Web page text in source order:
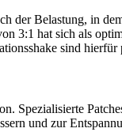
der Belastung, in
3:1 hat sich als
sind hierfür
Spezialisierte
und zur